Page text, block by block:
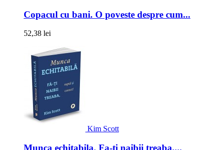
Copacul cu bani. O poveste despre cum...
52,38 lei
Kim Scott
Munca echitabila. Fa-ti naibii treaba,...